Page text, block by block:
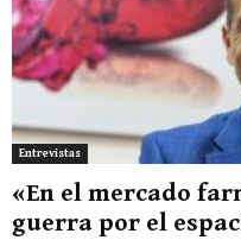
Entrevistas
«En el mercado
guerra por el